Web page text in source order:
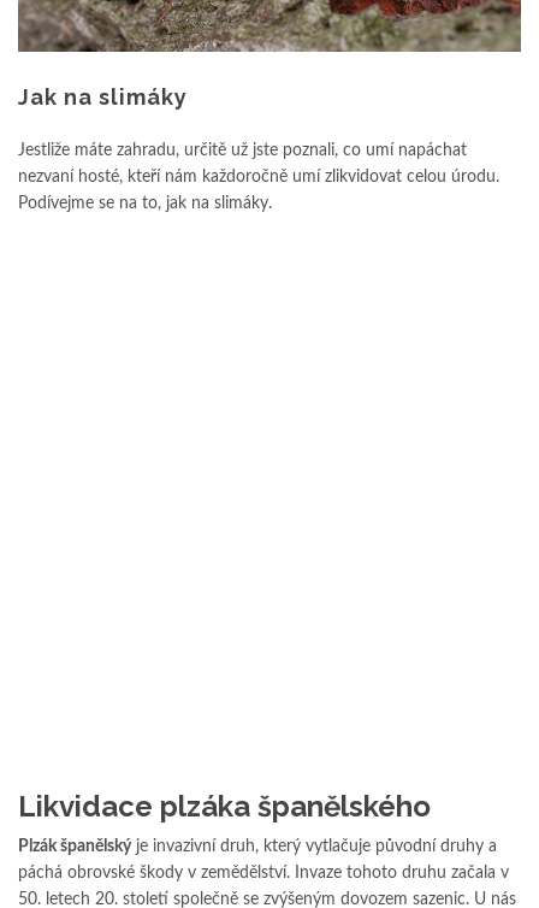
Jak na slimáky
Jestliže máte zahradu, určitě už jste poznali, co umí napáchat
nezvaní hosté, kteří nám každoročně umí zlikvidovat celou úrodu.
Podívejme se na to, jak na slimáky.
Likvidace plzáka španělského
Plzák španělskýje invazivní druh, který vytlačuje původní druhy a
páchá obrovské škody v zemědělství. Invaze tohoto druhu začala v
50. letech 20. století společně se zvýšeným dovozem sazenic. U nás